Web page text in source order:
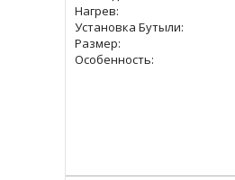
Нагрев:
Установка Бутыли:
Размер:
Особенность: